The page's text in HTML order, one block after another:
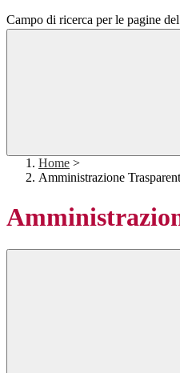
Campo di ricerca per le pagine
Home >
Amministrazione